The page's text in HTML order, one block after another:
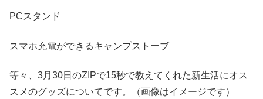
PCスタンド
スマホ充電ができるキャンプストーブ
等々、3月30日のZIPで15秒で教えてくれた新生活にオス
スメのグッズについてです。（画像はイメージです）